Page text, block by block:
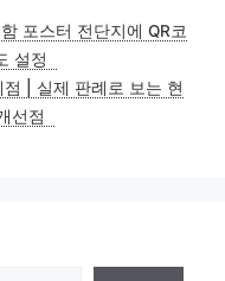
포스터 전단지에 QR코
설정
| 실제 판례로 보는 현
선점